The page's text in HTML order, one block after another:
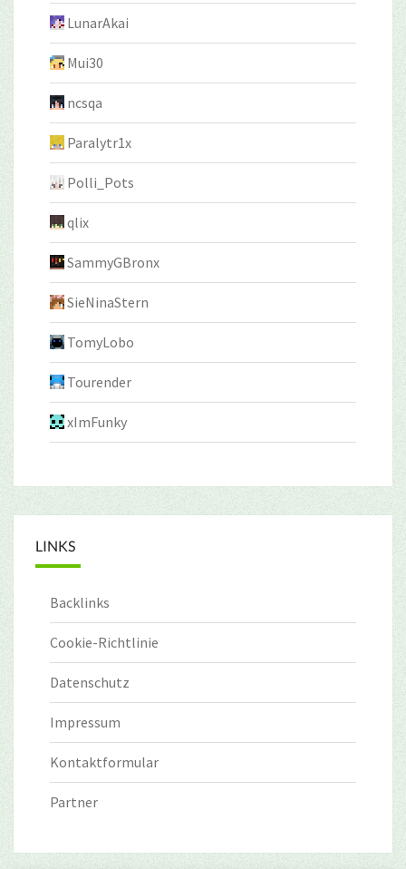
LunarAkai
Mui30
ncsqa
Paralytr1x
Polli_Pots
qlix
SammyGBronx
SieNinaStern
TomyLobo
Tourender
xImFunky
LINKS
Backlinks
Cookie-Richtlinie
Datenschutz
Impressum
Kontaktformular
Partner